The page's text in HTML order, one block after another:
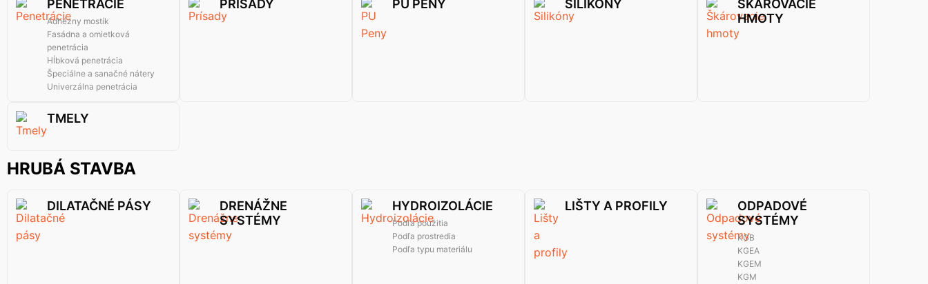
PENETRÁCIE
Adhézny mostík
Fasádna a omietková
penetrácia
Hĺbková penetrácia
Špeciálne a sanačné nátery
Univerzálna penetrácia
PRÍSADY PU PENY SILIKÓNY
ŠKÁROVACIE
HMOTY
TMELY
HRUBÁ STAVBA
DILATAČNÉ PÁSY
DRENÁŽNE
SYSTÉMY
HYDROIZOLÁCIE
Podľa použitia
Podľa prostredia
Podľa typu materiálu
LIŠTY A PROFILY
ODPADOVÉ
SYSTÉMY
KGB
KGEA
KGEM
KGM